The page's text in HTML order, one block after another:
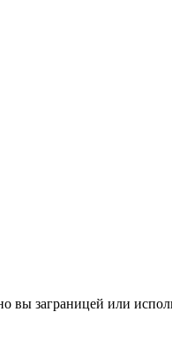
вы заграницей или